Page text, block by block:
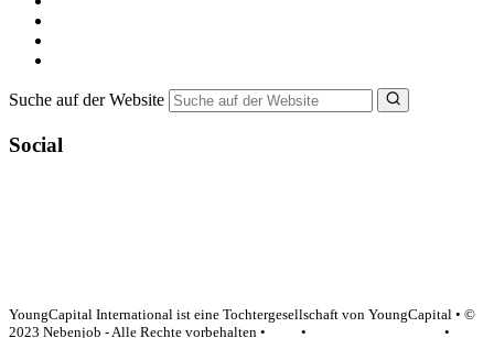
Suche auf der Website
Social
YoungCapital International ist eine Tochtergesellschaft von YoungCapital • ©
2023 Nebenjob - Alle Rechte vorbehalten •
• •